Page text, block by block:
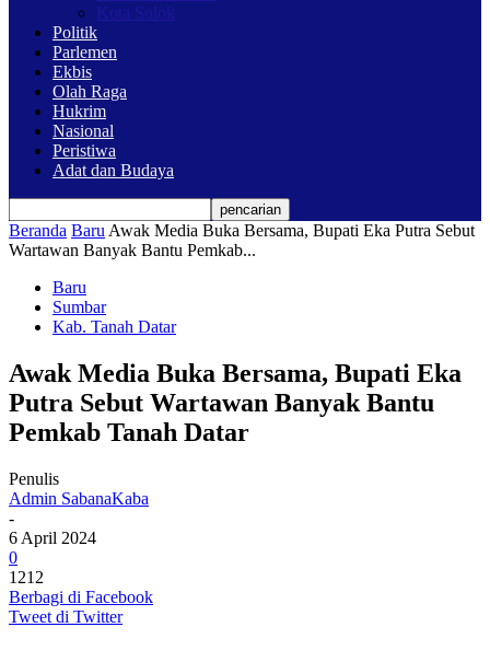
Kota Solok
Politik
Parlemen
Ekbis
Olah Raga
Hukrim
Nasional
Peristiwa
Adat dan Budaya
Beranda Baru Awak Media Buka Bersama, Bupati Eka Putra Sebut
Wartawan Banyak Bantu Pemkab...
Baru
Sumbar
Kab. Tanah Datar
Awak Media Buka Bersama, Bupati Eka
Putra Sebut Wartawan Banyak Bantu
Pemkab Tanah Datar
Penulis
Admin SabanaKaba
-
6 April 2024
0
1212
Berbagi di Facebook
Tweet di Twitter